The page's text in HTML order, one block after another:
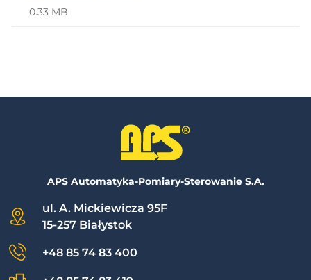
0.33 MB
APS Automatyka-Pomiary-Sterowanie S.A.
ul. A. Mickiewicza 95F
15-257 Białystok
+48 85 74 83 400